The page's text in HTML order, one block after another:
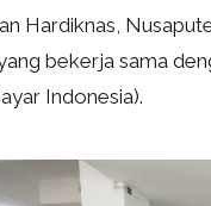
Hardiknas,
bekerja sama
Indonesia).